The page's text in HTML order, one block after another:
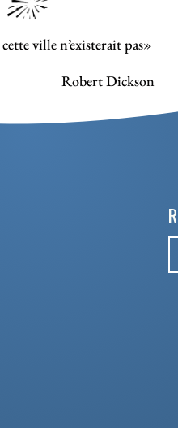
ville n’existerait pas»
Dickson